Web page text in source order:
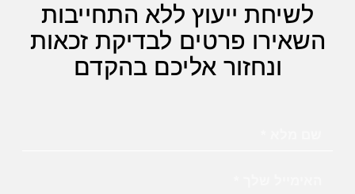
לשיחת ייעוץ ללא התחייבות
השאירו פרטים לבדיקת זכאות
ונחזור אליכם בהקדם